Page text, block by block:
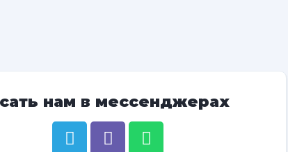
нам в мессенджерах